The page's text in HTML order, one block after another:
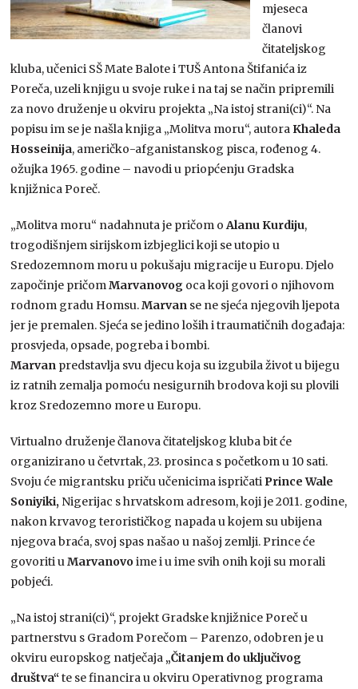
mjeseca
članovi
čitateljskog
kluba, učenici SŠ Mate Balote i TUŠ Antona Štifanića iz
Poreča, uzeli knjigu u svoje ruke i na taj se način pripremili
za novo druženje u okviru projekta „Na istoj strani(ci)“. Na
popisu im se je našla knjiga „Molitva moru“, autora Khaleda
Hosseinija, američko-afganistanskog pisca, rođenog 4.
ožujka 1965. godine – navodi u priopćenju Gradska
knjižnica Poreč.
„Molitva moru“ nadahnuta je pričom oAlanu Kurdiju,
trogodišnjem sirijskom izbjeglici koji se utopio u
Sredozemnom moru u pokušaju migracije u Europu. Djelo
započinje pričomMarvanovog oca koji govori o njihovom
rodnom gradu Homsu.Marvan se ne sjeća njegovih ljepota
jer je premalen. Sjeća se jedino loših i traumatičnih događaja:
prosvjeda, opsade, pogreba i bombi.
Marvan predstavlja svu djecu koja su izgubila život u bijegu
iz ratnih zemalja pomoću nesigurnih brodova koji su plovili
kroz Sredozemno more u Europu.
Virtualno druženje članova čitateljskog kluba bit će
organizirano u četvrtak, 23. prosinca s početkom u 10 sati.
Svoju će migrantsku priču učenicima ispričati Prince Wale
Soniyiki, Nigerijac s hrvatskom adresom, koji je 2011. godine,
nakon krvavog terorističkog napada u kojem su ubijena
njegova braća, svoj spas našao u našoj zemlji. Prince će
govoriti uMarvanovoime i u ime svih onih koji su morali
pobjeći.
„Na istoj strani(ci)“, projekt Gradske knjižnice Poreč u
partnerstvu s Gradom Porečom – Parenzo, odobren je u
okviru europskog natječaja „Čitanjem do uključivog
društva“te se financira u okviru Operativnog programa